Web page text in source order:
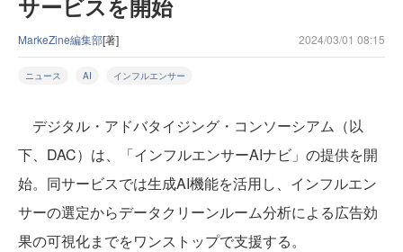
サービスを開始
MarkeZine編集部[著] 2024/03/01 08:15
ニュース AI インフルエンサー
デジタル・アドバタイジング・コンソーシアム（以
下、DAC）は、「インフルエンサーAIナビ」の提供を開
始。同サービスでは生成AI機能を活用し、インフルエン
サーの選定からデータクリーンルーム分析による広告効
果の可視化までをワンストップで支援する。